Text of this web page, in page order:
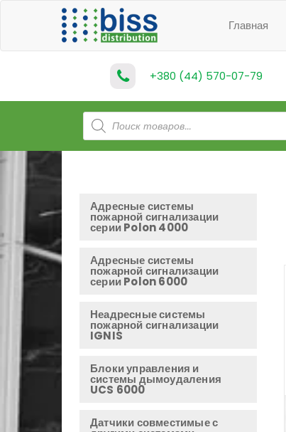
Главная
+380 (44) 570-07-79
Поиск
товаров
Адресные системы
пожарной сигнализации
серии Polon 4000
Адресные системы
пожарной сигнализации
серии Polon 6000
Неадресные системы
пожарной сигнализации
IGNIS
Блоки управления и
системы дымоудаления
UCS 6000
Датчики совместимые с